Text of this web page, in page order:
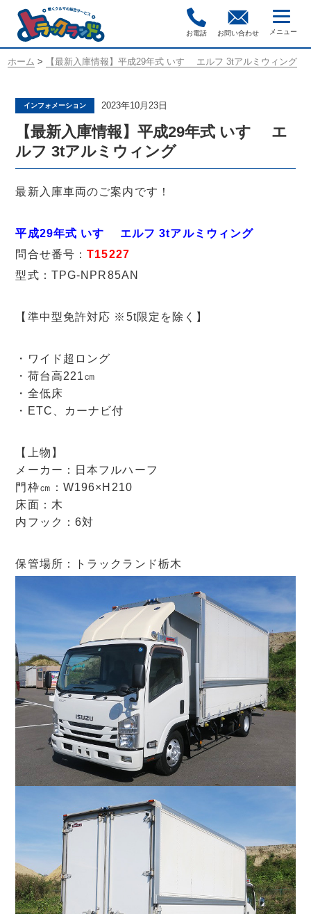
お電話 お問い合わせ
ホーム > 【最新入庫情報】平成29年式 いすゞ エルフ 3tアルミウィング
インフォメーション 2023年10月23日
【最新入庫情報】平成29年式 いすゞ エ
ルフ 3tアルミウィング
最新入庫車両のご案内です！
平成29年式 いすゞ エルフ 3tアルミウィング
問合せ番号：T15227
型式：TPG-NPR85AN
【準中型免許対応 ※5t限定を除く】
・ワイド超ロング
・荷台高221㎝
・全低床
・ETC、カーナビ付
【上物】
メーカー：日本フルハーフ
門枠㎝：W196×H210
床面：木
内フック：6対
保管場所：トラックランド栃木